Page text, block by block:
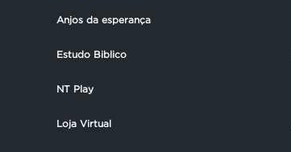
Anjos da esperança
Estudo Biblico
NT Play
Loja Virtual